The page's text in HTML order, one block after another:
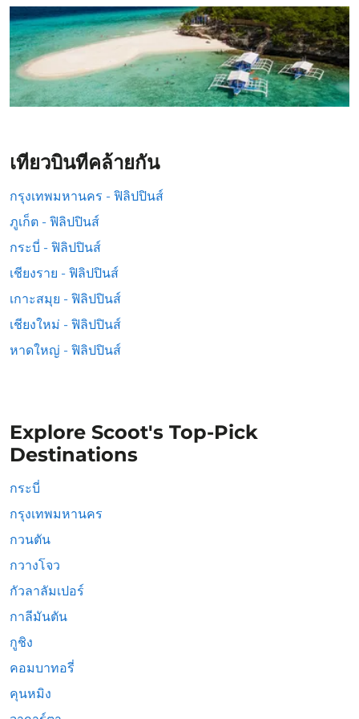
เที่ยวบินที่คล้ายกัน
กรุงเทพมหานคร - ฟิลิปปินส์
ภูเก็ต - ฟิลิปปินส์
กระบี่ - ฟิลิปปินส์
เชียงราย - ฟิลิปปินส์
เกาะสมุย - ฟิลิปปินส์
เชียงใหม่ - ฟิลิปปินส์
หาดใหญ่ - ฟิลิปปินส์
Explore Scoot's Top-Pick
Destinations
กระบี่
กรุงเทพมหานคร
กวนตัน
กวางโจว
กัวลาลัมเปอร์
กาลีมันตัน
กูชิง
คอมบาทอรี่
คุนหมิง